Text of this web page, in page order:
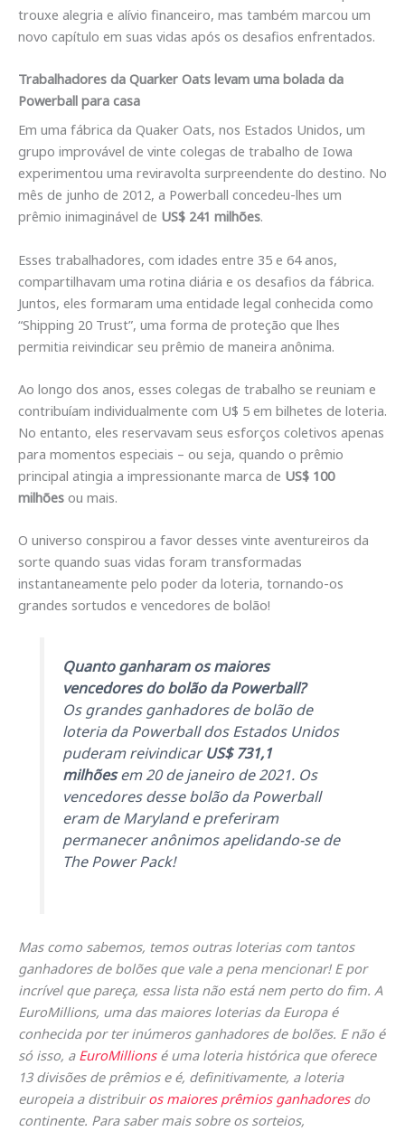
trouxe alegria e alívio financeiro, mas também marcou um
novo capítulo em suas vidas após os desafios enfrentados.
Trabalhadores da Quarker Oats levam uma bolada da
Powerball para casa
Em uma fábrica da Quaker Oats, nos Estados Unidos, um
grupo improvável de vinte colegas de trabalho de Iowa
experimentou uma reviravolta surpreendente do destino. No
mês de junho de 2012, a Powerball concedeu-lhes um
prêmio inimaginável de US$ 241 milhões.
Esses trabalhadores, com idades entre 35 e 64 anos,
compartilhavam uma rotina diária e os desafios da fábrica.
Juntos, eles formaram uma entidade legal conhecida como
“Shipping 20 Trust”, uma forma de proteção que lhes
permitia reivindicar seu prêmio de maneira anônima.
Ao longo dos anos, esses colegas de trabalho se reuniam e
contribuíam individualmente com U$ 5 em bilhetes de loteria.
No entanto, eles reservavam seus esforços coletivos apenas
para momentos especiais – ou seja, quando o prêmio
principal atingia a impressionante marca de US$ 100
milhões ou mais.
O universo conspirou a favor desses vinte aventureiros da
sorte quando suas vidas foram transformadas
instantaneamente pelo poder da loteria, tornando-os
grandes sortudos e vencedores de bolão!
Quanto ganharam os maiores
vencedores do bolão da Powerball?
Os grandes ganhadores de bolão de
loteria da Powerball dos Estados Unidos
puderam reivindicarUS$ 731,1
milhõesem 20 de janeiro de 2021. Os
vencedores desse bolão da Powerball
eram de Maryland e preferiram
permanecer anônimos apelidando-se de
The Power Pack!
Mas como sabemos, temos outras loterias com tantos
ganhadores de bolões que vale a pena mencionar! E por
incrível que pareça, essa lista não está nem perto do fim. A
EuroMillions, uma das maiores loterias da Europa é
conhecida por ter inúmeros ganhadores de bolões. E não é
só isso, a EuroMillionsé uma loteria histórica que oferece
13 divisões de prêmios e é, definitivamente, a loteria
europeia a distribuiros maiores prêmios ganhadores do
continente. Para saber mais sobre os sorteios,